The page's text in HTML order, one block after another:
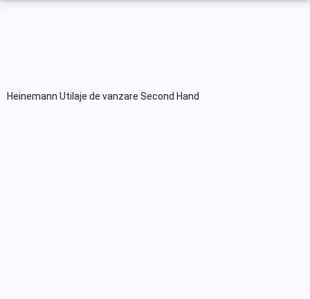
Heinemann Utilaje de vanzare Second Hand